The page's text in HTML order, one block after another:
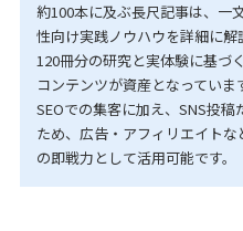
約100本に及ぶ長尺記事は、一
性向け実践ノウハウを詳細に解
120冊分の研究と実体験に基づ
コンテンツが資産となっていま
SEOでの集客に加え、SNS投
ため、広告・アフィリエイト
の即戦力として活用可能です。